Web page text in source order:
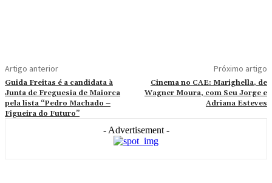
Artigo anterior
Guida Freitas é a candidata à
Junta de Freguesia de Maiorca
pela lista “Pedro Machado –
Figueira do Futuro”
Próximo artigo
Cinema no CAE: Marighella, de
Wagner Moura, com Seu Jorge e
Adriana Esteves
- Advertisement -